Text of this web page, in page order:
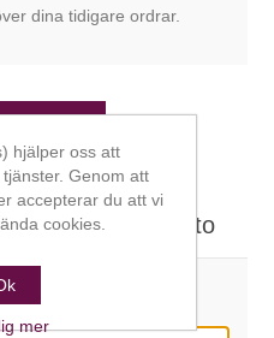
dina tidigare ordrar.
redan har ett konto
hjälper oss att
Genom att
accepterar du att vi
cookies.
mer